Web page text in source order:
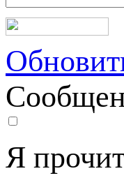
Я